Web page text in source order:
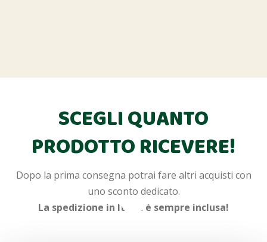
SCEGLI QUANTO
PRODOTTO RICEVERE!
Dopo la prima consegna potrai fare altri acquisti con
uno sconto dedicato.
La spedizione in Italia è sempre inclusa!